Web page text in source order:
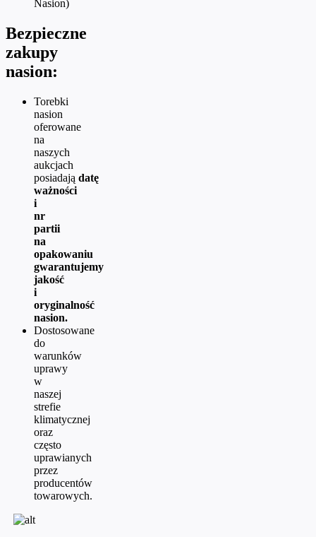
Nasion)
Bezpieczne
zakupy
nasion:
Torebki
nasion
oferowane
na
naszych
aukcjach
posiadają datę
ważności
i
nr
partii
na
opakowaniu
gwarantujemy
jakość
i
oryginalność
nasion.
Dostosowane
do
warunków
uprawy
w
naszej
strefie
klimatycznej
oraz
często
uprawianych
przez
producentów
towarowych.